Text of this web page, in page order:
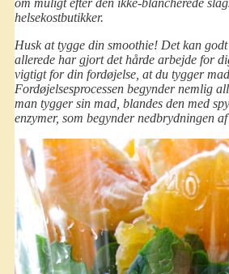
helsekostbutikker.
Husk at tygge din smoothie! Det kan
allerede har gjort det hårde arbejde for
vigtigt for din fordøjelse, at du tygger
Fordøjelsesprocessen begynder nemlig
man tygger sin mad, blandes den med
enzymer, som begynder nedbrydningen